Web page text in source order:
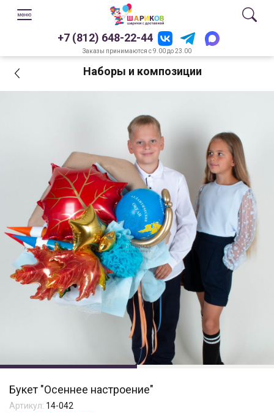
+7 (812) 648-22-44
Заказы принимаются с 9.00 до 23.00
Наборы и композиции
Букет "Осеннее настроение"
Артикул: 14-042